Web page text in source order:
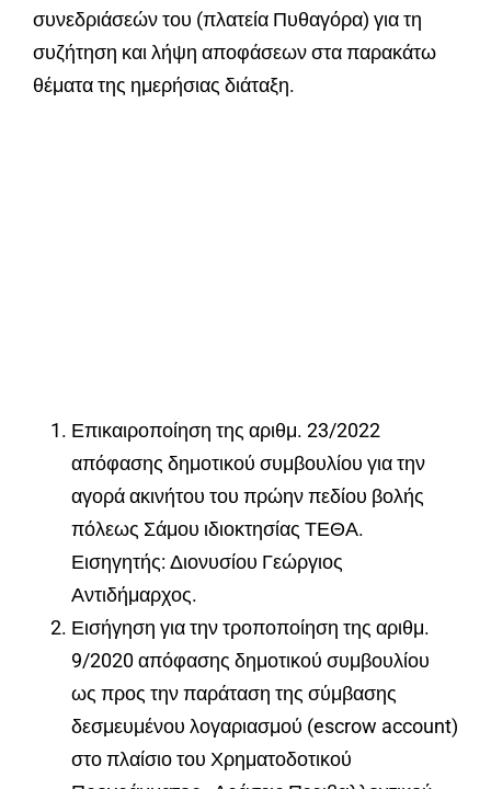
συνεδριάσεών του (πλατεία Πυθαγόρα) για τη
συζήτηση και λήψη αποφάσεων στα παρακάτω
θέματα της ημερήσιας διάταξη.
Επικαιροποίηση της αριθμ. 23/2022
απόφασης δημοτικού συμβουλίου για την
αγορά ακινήτου του πρώην πεδίου βολής
πόλεως Σάμου ιδιοκτησίας ΤΕΘΑ.
Εισηγητής: Διονυσίου Γεώργιος
Αντιδήμαρχος.
Εισήγηση για την τροποποίηση της αριθμ.
9/2020 απόφασης δημοτικού συμβουλίου
ως προς την παράταση της σύμβασης
δεσμευμένου λογαριασμού (escrow account)
στο πλαίσιο του Χρηματοδοτικού